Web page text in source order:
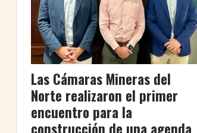
Las Cámaras Mineras del
Norte realizaron el primer
encuentro para la